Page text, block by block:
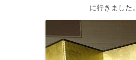
に行きました。